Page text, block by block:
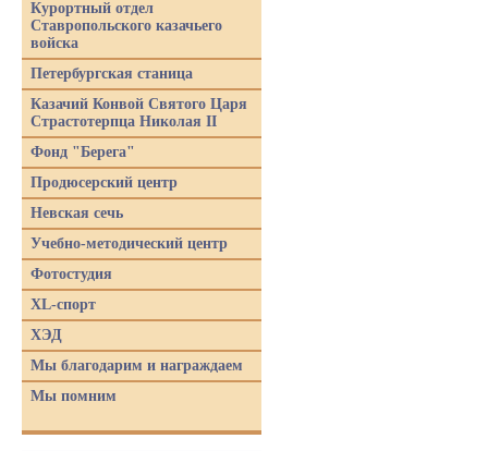
Курортный отдел
Ставропольского казачьего
войска
Петербургская станица
Казачий Конвой Святого Царя
Страстотерпца Николая II
Фонд "Берега"
Продюсерский центр
Невская сечь
Учебно-методический центр
Фотостудия
XL-спорт
ХЭД
Мы благодарим и награждаем
Мы помним